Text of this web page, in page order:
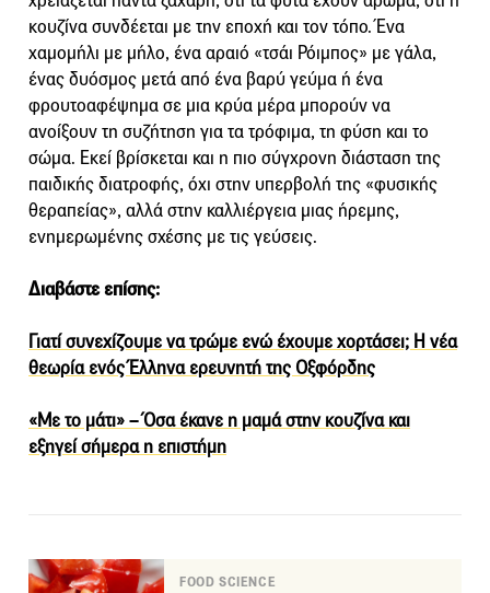
κουζίνα συνδέεται με την εποχή και τον τόπο. Ένα
χαμομήλι με μήλο, ένα αραιό «τσάι Ρόιμπος» με γάλα,
ένας δυόσμος μετά από ένα βαρύ γεύμα ή ένα
φρουτοαφέψημα σε μια κρύα μέρα μπορούν να
ανοίξουν τη συζήτηση για τα τρόφιμα, τη φύση και το
σώμα. Εκεί βρίσκεται και η πιο σύγχρονη διάσταση της
παιδικής διατροφής, όχι στην υπερβολή της «φυσικής
θεραπείας», αλλά στην καλλιέργεια μιας ήρεμης,
ενημερωμένης σχέσης με τις γεύσεις.
Διαβάστε επίσης:
Γιατί συνεχίζουμε να τρώμε ενώ έχουμε χορτάσει; Η νέα
θεωρία ενός Έλληνα ερευνητή της Οξφόρδης
«Με το μάτι» – Όσα έκανε η μαμά στην κουζίνα και
εξηγεί σήμερα η επιστήμη
FOOD SCIENCE